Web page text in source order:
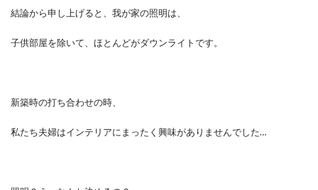
結論から申し上げると、我が家の照明は、
子供部屋を除いて、ほとんどがダウンライトです。
新築時の打ち合わせの時、
私たち夫婦はインテリアにまったく興味がありませんでした…